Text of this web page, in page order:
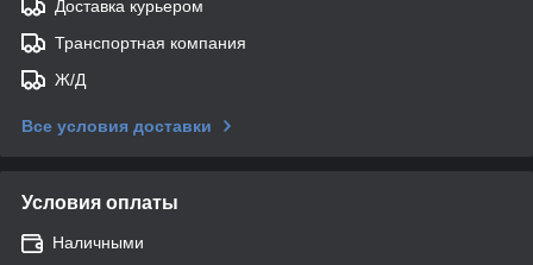
Доставка курьером
Транспортная компания
Ж/Д
Все условия доставки
Условия оплаты
Наличными